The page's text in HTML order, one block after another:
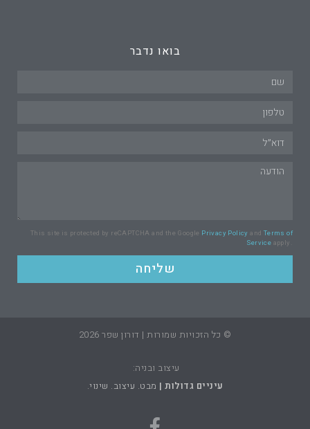
בואו נדבר
This site is protected by reCAPTCHA and the Google Privacy Policy and Terms of
Service apply.
שליחה
© כל הזכויות שמורות | דורון שפר 2026
עיצוב ובניה:
עיניים גדולות | מבט. עיצוב. שינוי.